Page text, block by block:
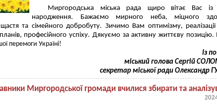
Миргородська міська рада щиро вітає Вас
народження. Бажаємо мирного неба, міцного
та сімейного добробуту. Зичимо Вам оптимізму, реалізації
професійного успіху. Дякуємо за активну життєву позицію.
перемоги Україні!
Із
міський голова Сергій
секретар міської ради Олександр
Миргородської громади вчилися збирати та